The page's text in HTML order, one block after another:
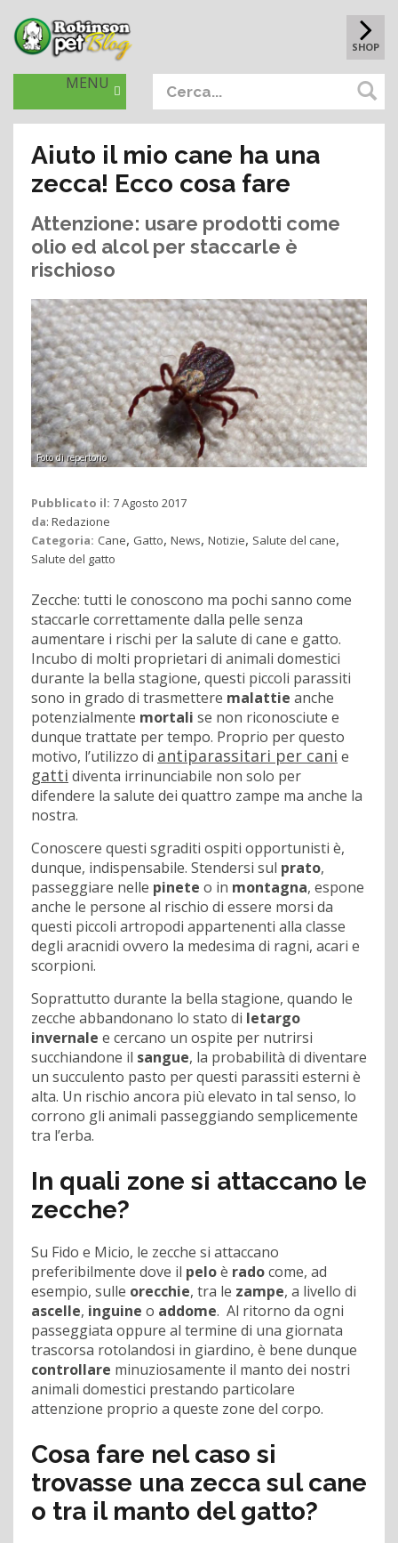
SHOP
MENU
Aiuto il mio cane ha una
zecca! Ecco cosa fare
Attenzione: usare prodotti come
olio ed alcol per staccarle è
rischioso
Foto di repertorio
Pubblicato il: 7 Agosto 2017
da: Redazione
Categoria: Cane, Gatto, News, Notizie, Salute del cane,
Salute del gatto
Zecche: tutti le conoscono ma pochi sanno come
staccarle correttamente dalla pelle senza
aumentare i rischi per la salute di cane e gatto.
Incubo di molti proprietari di animali domestici
durante la bella stagione, questi piccoli parassiti
sono in grado di trasmettere malattie anche
potenzialmente mortali se non riconosciute e
dunque trattate per tempo. Proprio per questo
motivo, l’utilizzo di antiparassitari per cani e
gatti diventa irrinunciabile non solo per
difendere la salute dei quattro zampe ma anche la
nostra.
Conoscere questi sgraditi ospiti opportunisti è,
dunque, indispensabile. Stendersi sul prato,
passeggiare nelle pinete o in montagna, espone
anche le persone al rischio di essere morsi da
questi piccoli artropodi appartenenti alla classe
degli aracnidi ovvero la medesima di ragni, acari e
scorpioni.
Soprattutto durante la bella stagione, quando le
zecche abbandonano lo stato di letargo
invernale e cercano un ospite per nutrirsi
succhiandone il sangue, la probabilità di diventare
un succulento pasto per questi parassiti esterni è
alta. Un rischio ancora più elevato in tal senso, lo
corrono gli animali passeggiando semplicemente
tra l’erba.
In quali zone si attaccano le
zecche?
Su Fido e Micio, le zecche si attaccano
preferibilmente dove il peloè radocome, ad
esempio, sulle orecchie, tra le zampe, a livello di
ascelle, inguine o addome. Al ritorno da ogni
passeggiata oppure al termine di una giornata
trascorsa rotolandosi in giardino, è bene dunque
controllare minuziosamente il manto dei nostri
animali domestici prestando particolare
attenzione proprio a queste zone del corpo.
Cosa fare nel caso si
trovasse una zecca sul cane
o tra il manto del gatto?